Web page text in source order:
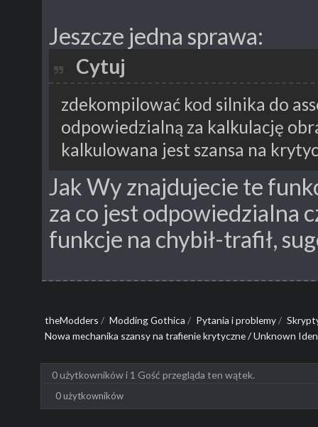
Jeszcze jedna sprawa:
Cytuj
zdekompilować kod silnika do
odpowiedzialną za kalkulację
kalkulowana jest szansa na
Jak Wy znajdujecie te
za co jest odpowiedzialna
funkcje na chybił-trafił,
theModders / Modding Gothica / Pytania i problemy/
Nowa mechanika szansy na trafienie krytyczne / Unknown
0 użytkowników i 1 Gość przegląda ten wątek.
0 użytkowników